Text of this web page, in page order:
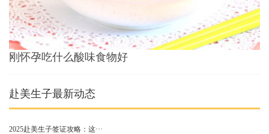
刚怀孕吃什么酸味食物好
赴美生子最新动态
2025赴美生子签证攻略：这···